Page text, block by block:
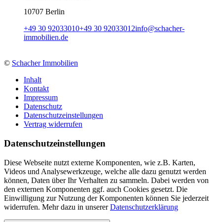
10707 Berlin
+49 30 92033010+49 30 92033012info@schacher-
immobilien.de
© Schacher Immobilien
Inhalt
Kontakt
Impressum
Datenschutz
Datenschutzeinstellungen
Vertrag widerrufen
Daten­schutz­ein­stellungen
Diese Webseite nutzt externe Komponenten, wie z.B. Karten,
Videos und Analysewerkzeuge, welche alle dazu genutzt werden
können, Daten über Ihr Verhalten zu sammeln. Dabei werden von
den externen Komponenten ggf. auch Cookies gesetzt. Die
Einwilligung zur Nutzung der Komponenten können Sie jederzeit
widerrufen. Mehr dazu in unsererDatenschutzerklärung